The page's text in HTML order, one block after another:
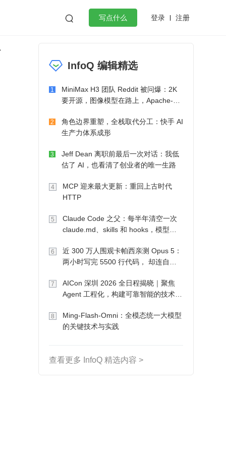
 写点什么 登录 注册
作
微服务架构 flutter
InfoQ 编辑精选
1
MiniMax H3 团队 Reddit 被问爆：2K
要开源，图像模型在路上，Apache-2.0
2
角色边界重塑，全栈取代分工：快手 AI
生产力体系成形
3
Jeff Dean 离职前最后一次对话：我低
估了 AI，也看清了创业者的唯一生路
4
MCP 迎来最大更新：重回上古时代
HTTP
5
Claude Code 之父：每半年清空一次
claude.md、skills 和 hooks，模型自
6
近 300 万人围观卡帕西亲测 Opus 5：
两小时写完 5500 行代码， 却连自己
7
AICon 深圳 2026 全日程揭晓｜聚焦
Agent 工程化，构建可靠智能的技术路
8
Ming-Flash-Omni：全模态统一大模型
的关键技术与实践
查看更多 InfoQ 精选内容 >